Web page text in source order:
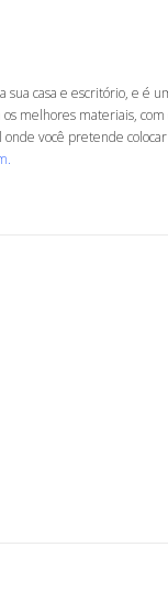
sua casa e escritório, e é
melhores materiais,
você pretende